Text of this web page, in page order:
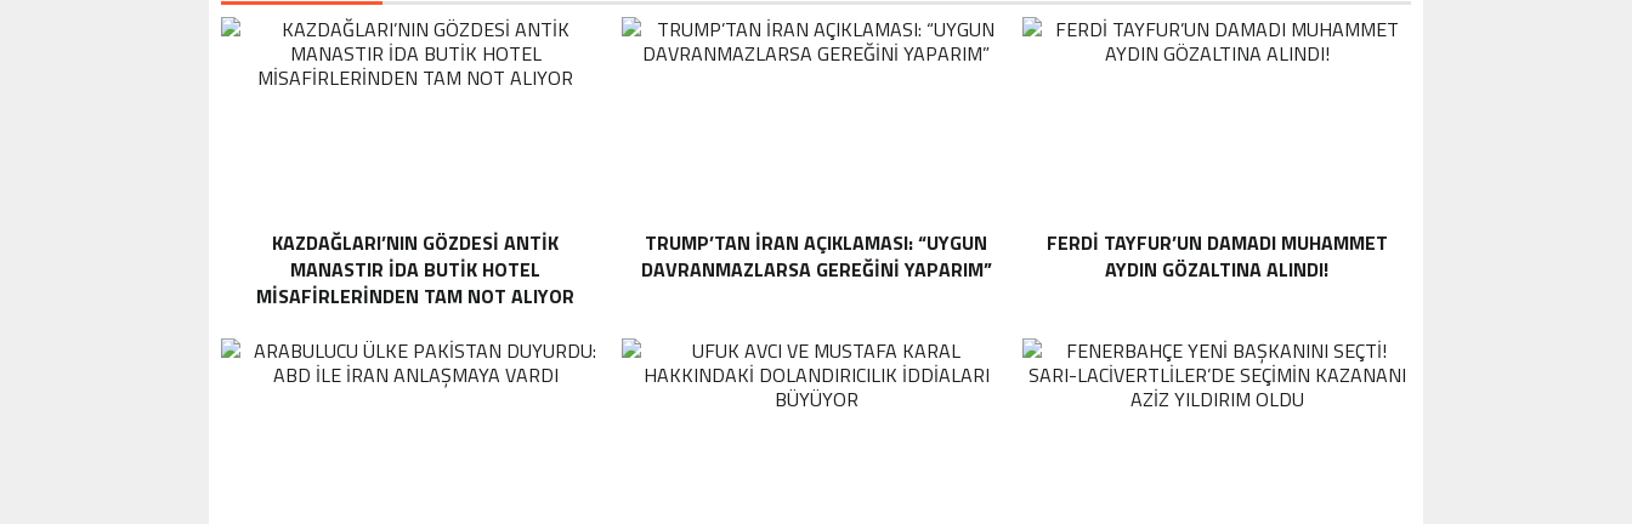
KAZDAĞLARI’NIN GÖZDESI ANTIK
MANASTIR İDA BUTIK HOTEL
MISAFIRLERINDEN TAM NOT ALIYOR
TRUMP’TAN İRAN AÇIKLAMASI: “UYGUN
DAVRANMAZLARSA GEREĞINI YAPARIM”
FERDI TAYFUR’UN DAMADI MUHAMMET
AYDIN GÖZALTINA ALINDI!